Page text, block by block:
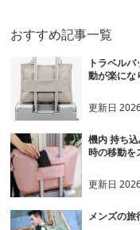
おすすめ記事一覧
トラベル
動が楽にな
更新日
機内 持ち
時の移動を
更新日
メンズの旅